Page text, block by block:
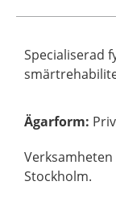
Specialiserad
Ägarform:
Stockholm.